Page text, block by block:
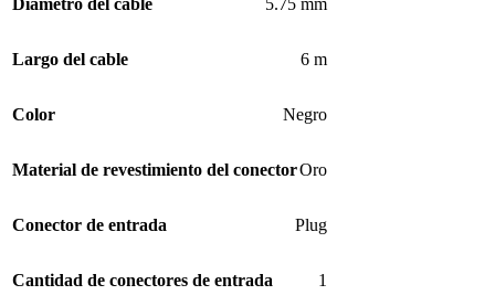
Diámetro del cable 5.75 mm
Largo del cable 6 m
Color Negro
Material de revestimiento del conectorOro
Conector de entrada Plug
Cantidad de conectores de entrada 1